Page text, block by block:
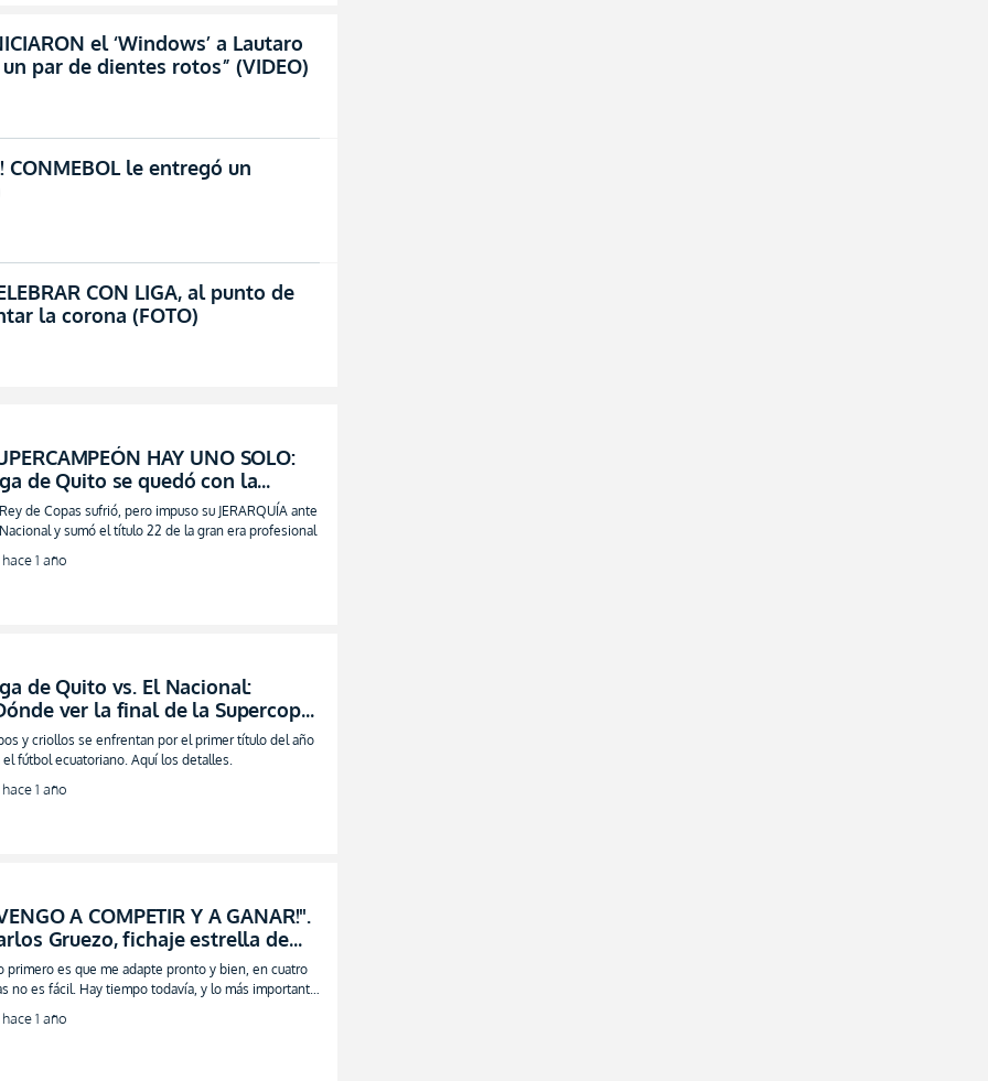
el ‘Windows’ a Lautaro
par de dientes rotos” (VIDEO)
CONMEBOL le entregó un
CON LIGA, al punto de
la corona (FOTO)
HAY UNO SOLO:
de Quito se quedó con la
Ecuador en penales
de Copas sufrió, pero impuso su JERARQUÍA ante
y sumó el título 22 de la gran era profesional
hace 1 año
de Quito vs. El Nacional:
ver la final de la Supercopa
2025?
y criollos se enfrentan por el primer título del año
el fútbol ecuatoriano. Aquí los detalles.
hace 1 año
A COMPETIR Y A GANAR!".
Gruezo, fichaje estrella de
y LigaPro, habló antes de la
primero es que me adapte pronto y bien, en cuatro
no es fácil. Hay tiempo todavía, y lo más importante
hace 1 año